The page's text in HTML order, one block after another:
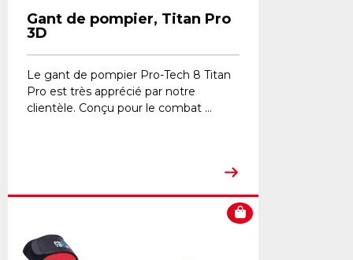
Gant de pompier, Titan Pro
3D
Le gant de pompier Pro-Tech 8 Titan
Pro est très apprécié par notre
clientèle. Conçu pour le combat ...